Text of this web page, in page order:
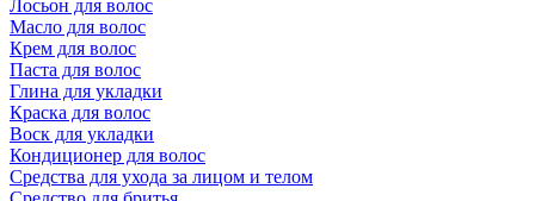
Лосьон для волос
Масло для волос
Крем для волос
Паста для волос
Глина для укладки
Краска для волос
Воск для укладки
Кондиционер для волос
Средства для ухода за лицом и телом